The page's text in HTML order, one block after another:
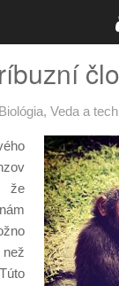
Biológia, Veda a
že